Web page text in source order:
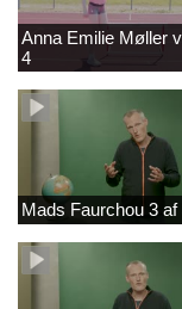
Anna Emilie Møller
4
Mads Faurchou 3 af